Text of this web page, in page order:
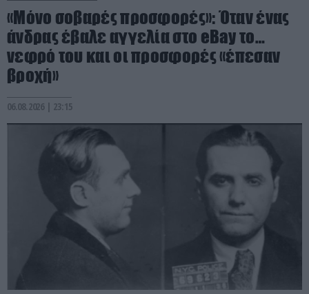
«Μόνο σοβαρές προσφορές»: Όταν ένας
άνδρας έβαλε αγγελία στο eBay το…
νεφρό του και οι προσφορές «έπεσαν
βροχή»
06.08.2026 | 23:15